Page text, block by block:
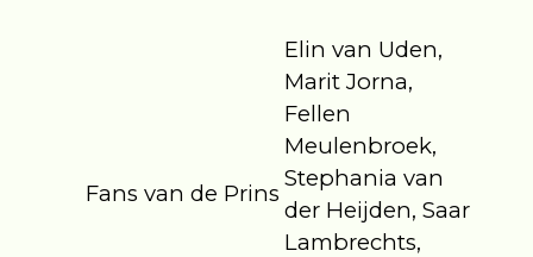
Fans van de Prins
Elin van Uden,
Marit Jorna,
Fellen
Meulenbroek,
Stephania van
der Heijden, Saar
Lambrechts,